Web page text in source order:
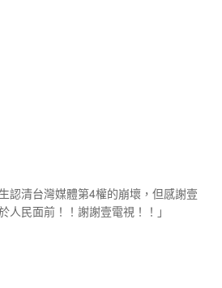
認清台灣媒體第4權的崩壞，但感謝壹
人民面前！！謝謝壹電視！！」